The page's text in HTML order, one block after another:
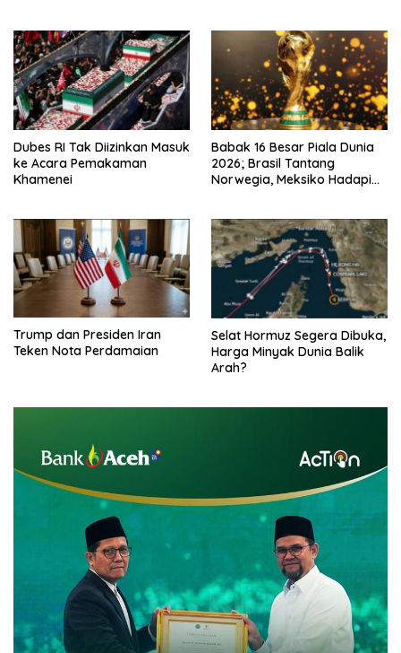
Dubes RI Tak Diizinkan Masuk
ke Acara Pemakaman
Khamenei
Babak 16 Besar Piala Dunia
2026; Brasil Tantang
Norwegia, Meksiko Hadapi
Trump dan Presiden Iran
Teken Nota Perdamaian
Selat Hormuz Segera Dibuka,
Harga Minyak Dunia Balik
Arah?